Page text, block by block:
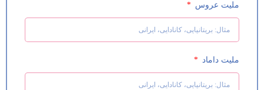
ملیت عروس
ملیت داماد